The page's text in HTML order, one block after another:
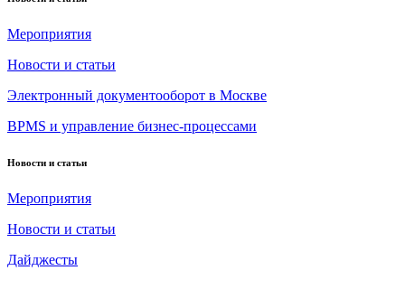
Мероприятия
Новости и статьи
Электронный документооборот в Москве
BPMS и управление бизнес-процессами
Новости и статьи
Мероприятия
Новости и статьи
Дайджесты